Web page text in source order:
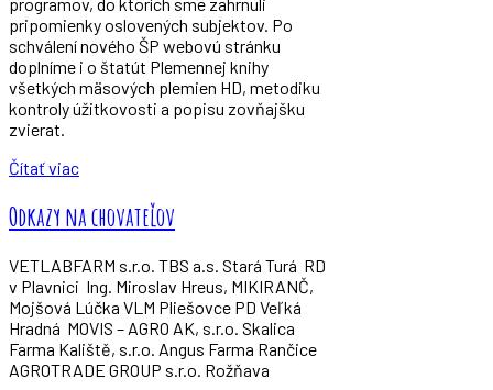
pripomienky oslovených subjektov. Po
schválení nového ŠP webovú stránku
doplníme i o štatút Plemennej knihy
všetkých mäsových plemien HD, metodiku
kontroly úžitkovosti a popisu zovňajšku
zvierat.
Čítať viac
Odkazy na chovateľov
VETLABFARM s.r.o. TBS a.s. Stará Turá RD
v Plavnici Ing. Miroslav Hreus, MIKIRANČ,
Mojšová Lúčka VLM Pliešovce PD Veľká
Hradná MOVIS – AGRO AK, s.r.o. Skalica
Farma Kaliště, s.r.o. Angus Farma Rančice
AGROTRADE GROUP s.r.o. Rožňava